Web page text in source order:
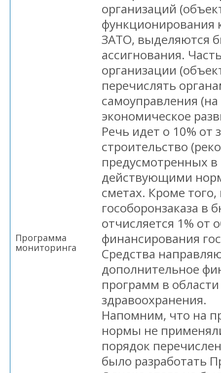
Программа
мониторинга
организаций
функционирования
ЗАТО, выделяются
ассигнования.
организации
перечислять
самоуправления
экономическое
Речь идет о 10% от
строительство
предусмотренных в
действующими
сметах. Кроме
гособоронзаказа в
отчисляется 1% от
финансирования
Средства
дополнительное
программ в
здравоохранения.
Напомним, что на
нормы не
порядок
было разработать